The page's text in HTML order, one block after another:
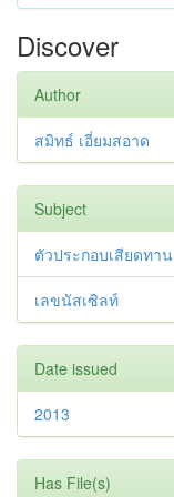
Discover
Author
สมิทธ์ เอี่ยมสอาด
Subject
ตัวประกอบเสียดทาน
เลขนัสเซิลท์
Date issued
2013
Has File(s)